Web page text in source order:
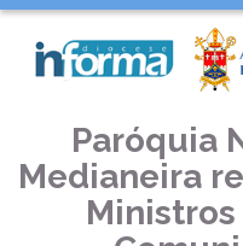
PARÓQUIA NOSSA
DOS MINISTROS
Paróquia
Medianeira